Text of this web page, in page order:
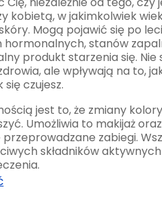
kobietą, w jakimkolwiek
Mogą pojawić się po
hormonalnych, stanów
produkt starzenia się. Nie
ale wpływają na to,
się czujesz.
jest to, że zmiany
Umożliwia to makijaż oraz
zabiegi.
składników